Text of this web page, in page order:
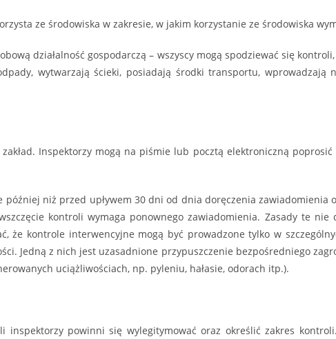
ze środowiska w zakresie, w jakim korzystanie ze środowiska
działalność gospodarczą – wszyscy mogą spodziewać się
wytwarzają ścieki, posiadają środki transportu, wprowadzają
Inspektorzy mogą na piśmie lub pocztą elektroniczną poprosić
niż przed upływem 30 dni od dnia doręczenia zawiadomienia
kontroli wymaga ponownego zawiadomienia. Zasady te nie
że kontrole interwencyjne mogą być prowadzone tylko w
Jedną z nich jest uzasadnione przypuszczenie bezpośredniego
uciążliwościach, np. pyleniu, hałasie, odorach itp.).
inspektorzy powinni się wylegitymować oraz określić zakres